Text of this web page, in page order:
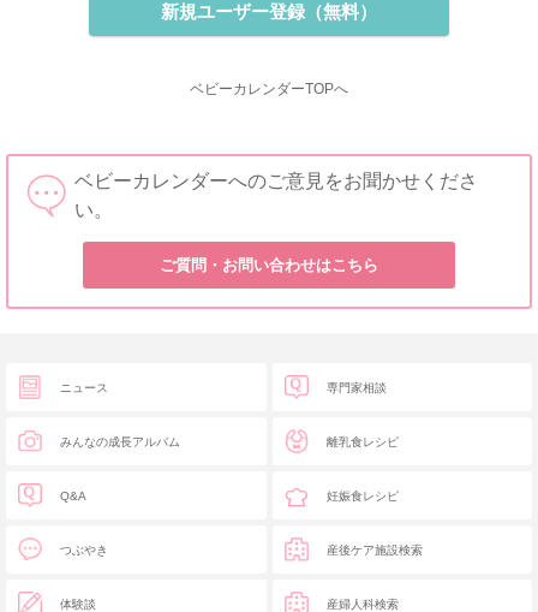
新規ユーザー登録（無料）
ベビーカレンダーTOPへ
ベビーカレンダーへのご意見をお聞かせくださ
い。
ご質問・お問い合わせはこちら
ニュース
みんなの成長アルバム
Q&A
つぶやき
体験談
専門家相談
離乳食レシピ
妊娠食レシピ
産後ケア施設検索
産婦人科検索